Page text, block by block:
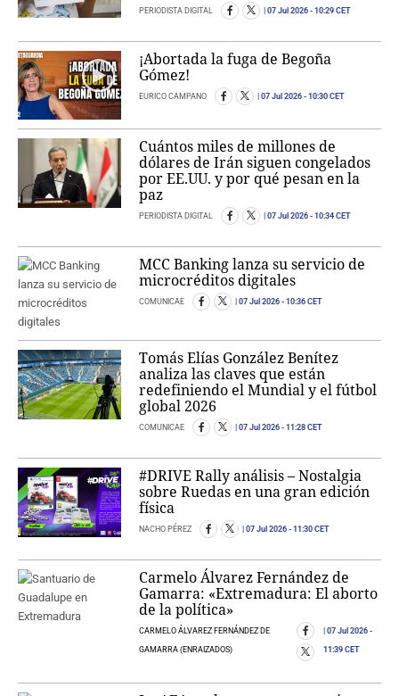
PERIODISTA DIGITAL 07 Jul 2026 - 10:29 CET
¡Abortada la fuga de Begoña
Gómez!
EURICO CAMPANO 07 Jul 2026 - 10:30 CET
Cuántos miles de millones de
dólares de Irán siguen congelados
por EE.UU. y por qué pesan en la
paz
PERIODISTA DIGITAL 07 Jul 2026 - 10:34 CET
MCC Banking lanza su servicio de
microcréditos digitales
COMUNICAE 07 Jul 2026 - 10:36 CET
Tomás Elías González Benítez
analiza las claves que están
redefiniendo el Mundial y el fútbol
global 2026
COMUNICAE 07 Jul 2026 - 11:28 CET
#DRIVE Rally análisis – Nostalgia
sobre Ruedas en una gran edición
física
NACHO PÉREZ 07 Jul 2026 - 11:30 CET
Carmelo Álvarez Fernández de
Gamarra: «Extremadura: El aborto
de la política»
CARMELO ÁLVAREZ FERNÁNDEZ DE
GAMARRA (ENRAIZADOS)
07 Jul 2026-
11:39 CET